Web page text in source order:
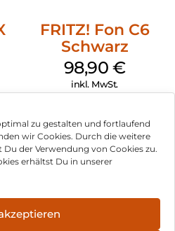
zu gestalten und fortlaufend
wir Cookies. Durch die weitere
der Verwendung von Cookies zu.
erhältst Du in unserer
FRITZ! Fon C6
Schwarz
98,90 €
inkl. MwSt.